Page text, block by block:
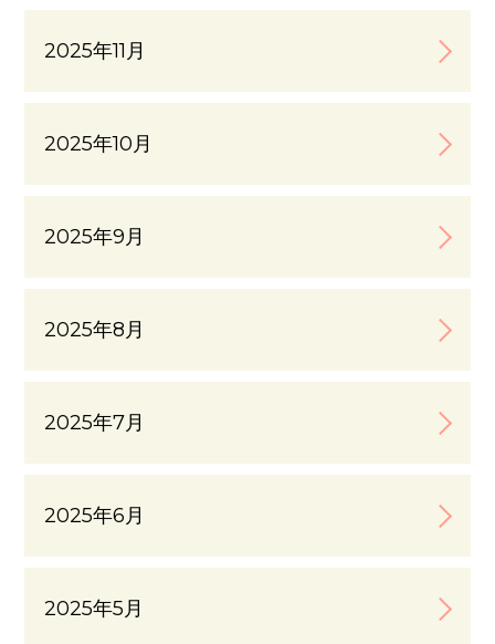
2025年11月
2025年10月
2025年9月
2025年8月
2025年7月
2025年6月
2025年5月